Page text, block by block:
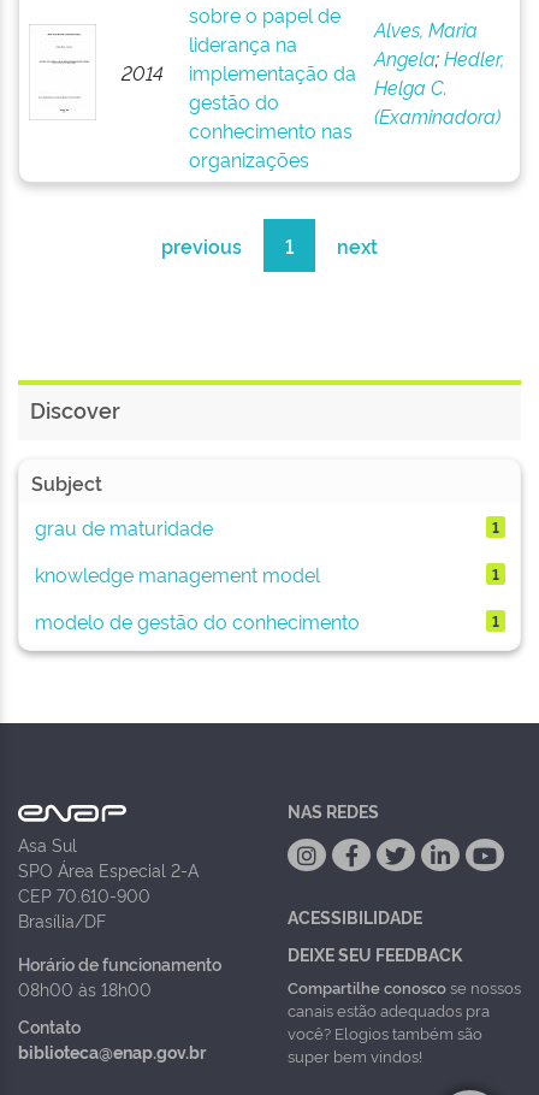
2014
sobre o papel de
liderança na
implementação da
gestão do
conhecimento nas
organizações
Alves, Maria
Angela;Hedler,
Helga C.
(Examinadora)
previous 1 next
Discover
Subject
grau de maturidade
1
knowledge management model 1
modelo de gestão do conhecimento 1
Asa Sul
SPO Área Especial 2-A
CEP 70.610-900
Brasília/DF
Horário de funcionamento
08h00 às 18h00
Contato
biblioteca@enap.gov.br
NAS REDES
ACESSIBILIDADE
DEIXE SEU FEEDBACK
Compartilhe conoscose nossos
canais estão adequados pra
você? Elogios também são
super bem vindos!